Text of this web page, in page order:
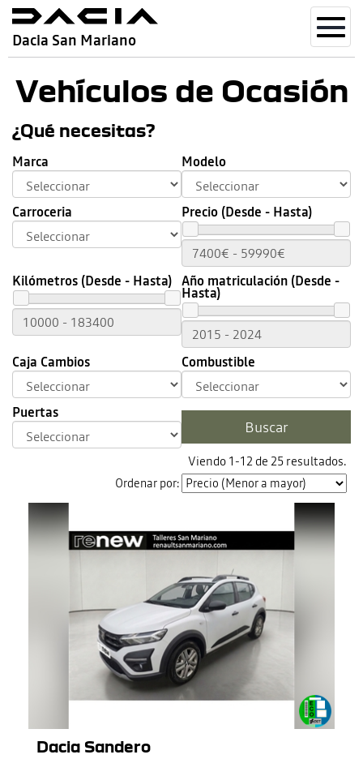
Dacia San Mariano
Vehículos de Ocasión
¿Qué necesitas?
Marca Modelo
Carroceria Precio (Desde - Hasta)
Kilómetros (Desde - Hasta) Año matriculación (Desde -
Hasta)
Caja Cambios Combustible
Puertas
Viendo 1-12 de 25 resultados.
Ordenar por:
Dacia Sandero